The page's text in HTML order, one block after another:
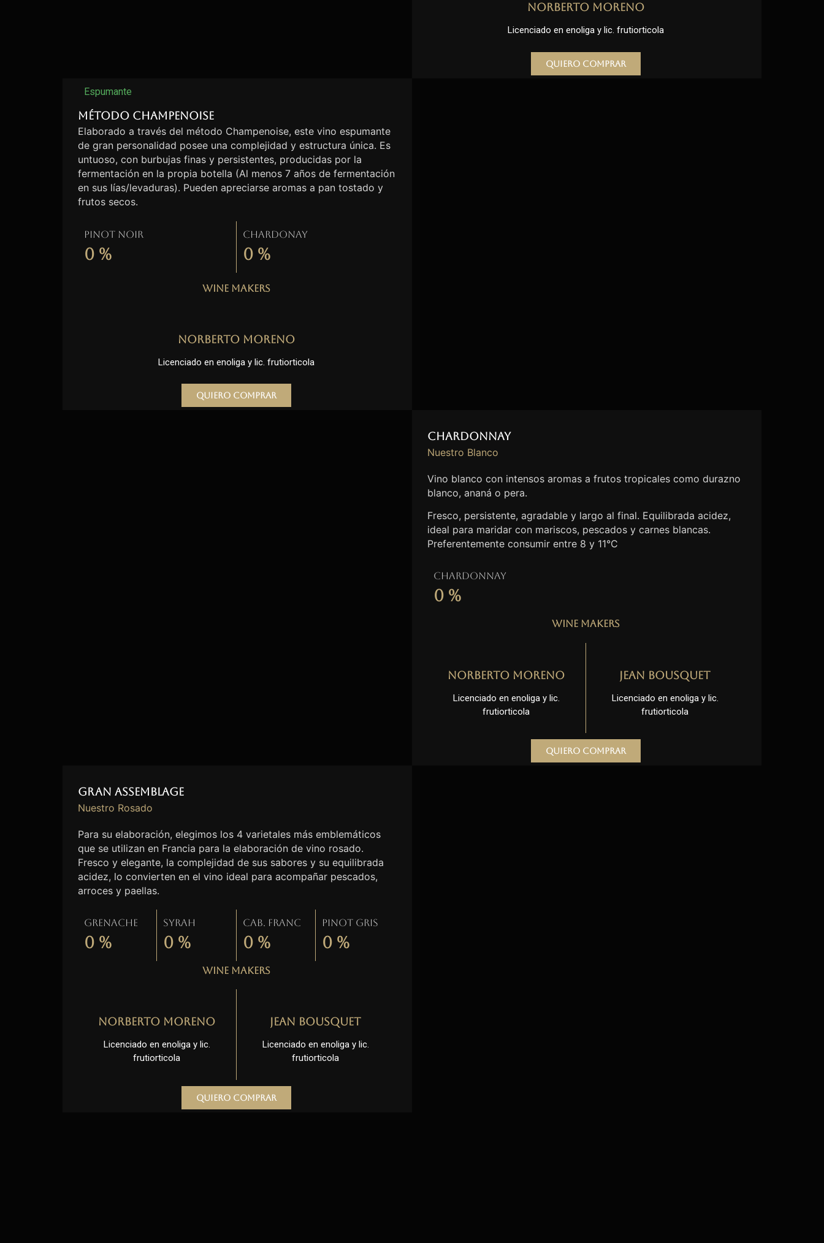
Norberto Moreno
Licenciado en enoliga y lic. frutiorticola
Quiero comprar
Espumante
Método Champenoise
Elaborado a través del método Champenoise, este vino espumante
de gran personalidad posee una complejidad y estructura única. Es
untuoso, con burbujas finas y persistentes, producidas por la
fermentación en la propia botella (Al menos 7 años de fermentación
en sus lías/levaduras). Pueden apreciarse aromas a pan tostado y
frutos secos.
Pinot Noir
0 %
Chardonay
0 %
Wine Makers
Norberto Moreno
Licenciado en enoliga y lic. frutiorticola
Quiero comprar
Chardonnay
Nuestro Blanco
Vino blanco con intensos aromas a frutos tropicales como durazno
blanco, ananá o pera.
Fresco, persistente, agradable y largo al final. Equilibrada acidez,
ideal para maridar con mariscos, pescados y carnes blancas.
Preferentemente consumir entre 8 y 11°C
Chardonnay
0 %
Wine Makers
Norberto Moreno
Licenciado en enoliga y lic.
frutiorticola
Jean Bousquet
Licenciado en enoliga y lic.
frutiorticola
Quiero comprar
Gran Assemblage
Nuestro Rosado
Para su elaboración, elegimos los 4 varietales más emblemáticos
que se utilizan en Francia para la elaboración de vino rosado.
Fresco y elegante, la complejidad de sus sabores y su equilibrada
acidez, lo convierten en el vino ideal para acompañar pescados,
arroces y paellas.
Grenache
0 %
Syrah
0 %
Cab. Franc
0 %
Pinot gris
0 %
Wine Makers
Norberto Moreno
Licenciado en enoliga y lic.
frutiorticola
Jean Bousquet
Licenciado en enoliga y lic.
frutiorticola
Quiero comprar